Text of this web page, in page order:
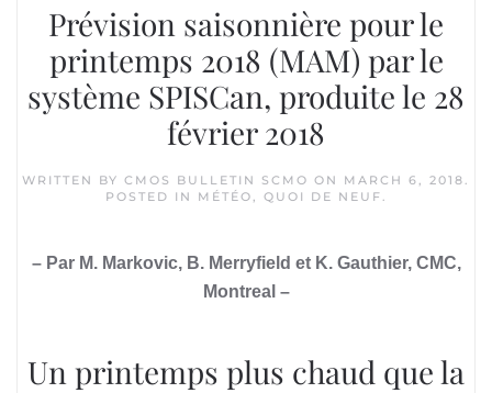
Prévision saisonnière pour le
printemps 2018 (MAM) par le
système SPISCan, produite le 28
février 2018
WRITTEN BY CMOS BULLETIN SCMO ON MARCH 6, 2018.
POSTED IN
MÉTÉO, QUOI DE NEUF.
– Par M. Markovic, B. Merryfield et K. Gauthier, CMC,
Montreal –
Un printemps plus chaud que la